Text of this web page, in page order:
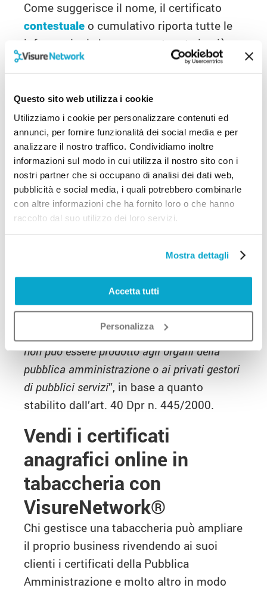
Questo sito web utilizza i cookie
Utilizziamo i cookie per personalizzare contenuti ed
annunci, per fornire funzionalità dei social media e per
analizzare il nostro traffico. Condividiamo inoltre
informazioni sul modo in cui utilizza il nostro sito con i
nostri partner che si occupano di analisi dei dati web,
pubblicità e social media, i quali potrebbero combinarle
con altre informazioni che ha fornito loro o che hanno
raccolto dal suo utilizzo dei loro servizi.
Mostra dettagli
Accetta tutti
Personalizza
Come suggerisce il nome, il certificato
contestuale o cumulativo riporta tutte le
informazioni che sono contenute in più
certificati. In particolare questo
esistenza in vita, cittadinanza, stato civile,
matrimonio, stato di famiglia e iscrizione
nelle liste elettorali.
Quando servono i
certificati anagrafici?
È possibile utilizzare i certificati anagrafici
solo nei rapporti tra privati . Nella
Amministrazione e i gestori dei pubblici
servizi, inoltre, i certificati vengono
sempre sostituiti dalleautocertificazioni
Pena la loro nullità, infatti, devono
riportare la dicitura: “Il presente certificato
non può essere prodotto agli organi della
pubblica amministrazione o ai privati gestori
di pubblici servizi”, in base a quanto
stabilito dall’art. 40 Dpr n. 445/2000.
Vendi i certificati
anagrafici online in
tabaccheria con
VisureNetwork®
Chi gestisce una tabaccheria può ampliare
il proprio business rivendendo ai suoi
clienti i certificati della Pubblica
Amministrazione e molto altro in modo